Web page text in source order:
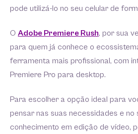
pode utilizá-lo no seu celular de
O Adobe Premiere Rush, por sua
para quem já conhece o
ferramenta mais profissional, com
Premiere Pro para desktop.
Para escolher a opção ideal para
pensar nas suas necessidades e no
conhecimento em edição de vídeo,